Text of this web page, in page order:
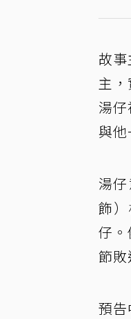
故
主
湯
與
湯
飾
仔
節
預